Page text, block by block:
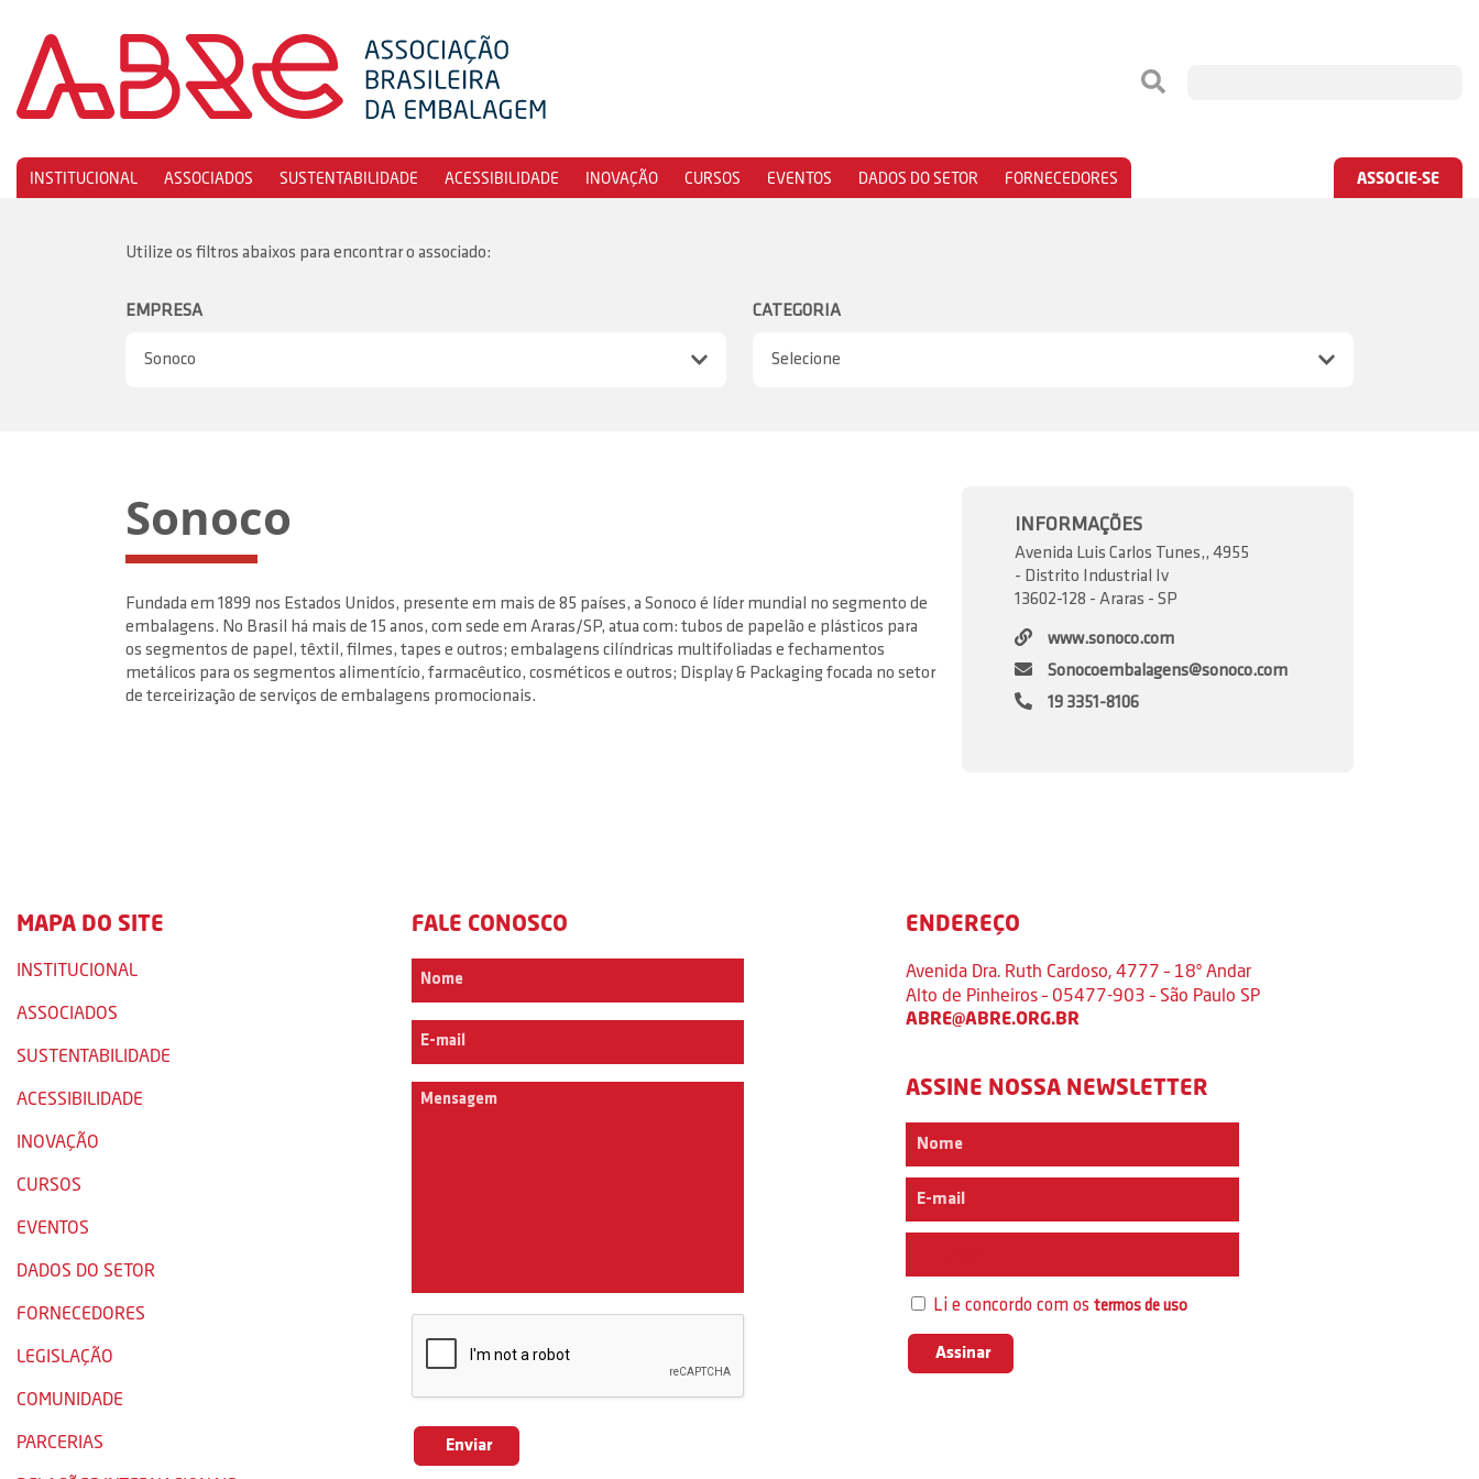
INSTITUCIONAL ASSOCIADOS SUSTENTABILIDADE ACESSIBILIDADE INOVAÇÃO CURSOS EVENTOS DADOS DO SETOR FORNECEDORES ASSOCIE-SE
Utilize os filtros abaixos para encontrar o associado:
EMPRESA CATEGORIA
Sonoco
Fundada em 1899 nos Estados Unidos, presente em mais de 85 países, a Sonoco é líder mundial no segmento de
embalagens. No Brasil há mais de 15 anos, com sede em Araras/SP, atua com: tubos de papelão e plásticos para
os segmentos de papel, têxtil, filmes, tapes e outros; embalagens cilíndricas multifoliadas e fechamentos
metálicos para os segmentos alimentício, farmacêutico, cosméticos e outros; Display & Packaging focada no setor
de terceirização de serviços de embalagens promocionais.
INFORMAÇÕES
Avenida Luis Carlos Tunes,, 4955
- Distrito Industrial Iv
13602-128 - Araras - SP
www.sonoco.com
Sonocoembalagens@sonoco.com
19 3351-8106
MAPA DO SITE
INSTITUCIONAL
ASSOCIADOS
SUSTENTABILIDADE
ACESSIBILIDADE
INOVAÇÃO
CURSOS
EVENTOS
DADOS DO SETOR
FORNECEDORES
LEGISLAÇÃO
COMUNIDADE
PARCERIAS
FALE CONOSCO ENDEREÇO
Avenida Dra. Ruth Cardoso, 4777 – 18º Andar
Alto de Pinheiros – 05477-903 – São Paulo SP
ABRE@ABRE.ORG.BR
ASSINE NOSSA NEWSLETTER
Li e concordo com ostermos de uso